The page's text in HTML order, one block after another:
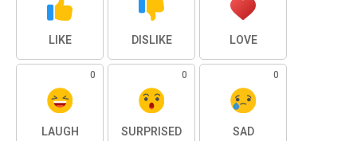
LIKE DISLIKE LOVE
0
LAUGH
0
SURPRISED
0
SAD